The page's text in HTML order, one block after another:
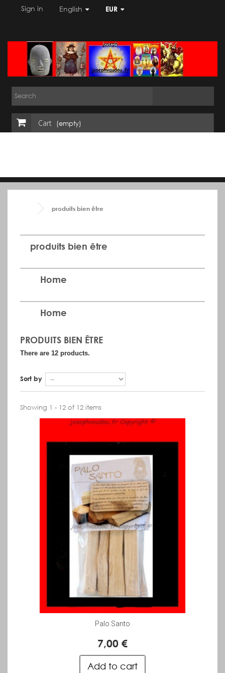
Sign in English EUR
Cart (empty)
produits bien être
produits bien être
Home
Home
PRODUITS BIEN ÊTRE
There are 12 products.
Sort by
Showing 1 - 12 of 12 items
Palo Santo
7,00 €
Add to cart